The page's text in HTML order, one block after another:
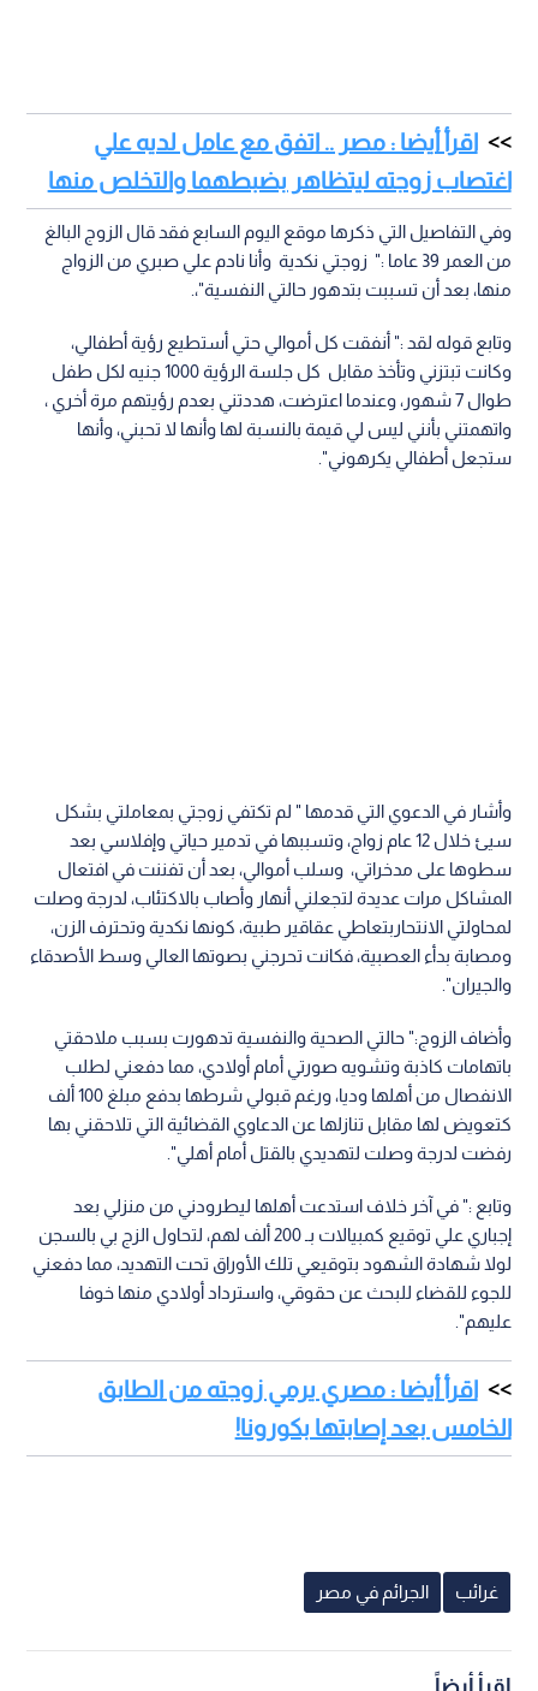
اقرأ أيضا : مصر .. اتفق مع عامل لديه علي
اغتصاب زوجته ليتظاهر بضبطهما والتخلص منها
وفي التفاصيل التي ذكرها موقع اليوم السابع فقد قال الزوج البالغ
من العمر 39 عاما :" زوجتي نكدية وأنا نادم علي صبري من الزواج
منها، بعد أن تسببت بتدهور حالتي النفسية"،.
وتابع قوله لقد :" أنفقت كل أموالي حتي أستطيع رؤية أطفالي،
وكانت تبتزني وتأخذ مقابل كل جلسة الرؤية 1000 جنيه لكل طفل
طوال 7 شهور، وعندما اعترضت، هددتني بعدم رؤيتهم مرة أخري ،
واتهمتني بأنني ليس لي قيمة بالنسبة لها وأنها لا تحبني، وأنها
ستجعل أطفالي يكرهوني".
وأشار في الدعوي التي قدمها " لم تكتفي زوجتي بمعاملتي بشكل
سيئ خلال 12 عام زواج، وتسببها في تدمير حياتي وإفلاسي بعد
سطوها على مدخراتي، وسلب أموالي، بعد أن تفننت في افتعال
المشاكل مرات عديدة لتجعلني أنهار وأصاب بالاكتئاب، لدرجة وصلت
لمحاولتي الانتحاربتعاطي عقاقير طبية، كونها نكدية وتحترف الزن،
ومصابة بدأء العصبية، فكانت تحرجني بصوتها العالي وسط الأصدقاء
والجيران".
وأضاف الزوج:" حالتي الصحية والنفسية تدهورت بسبب ملاحقتي
باتهامات كاذبة وتشويه صورتي أمام أولادي، مما دفعني لطلب
الانفصال من أهلها وديا، ورغم قبولي شرطها بدفع مبلغ 100 ألف
كتعويض لها مقابل تنازلها عن الدعاوي القضائية التي تلاحقني بها
رفضت لدرجة وصلت لتهديدي بالقتل أمام أهلي".
وتابع :" في آخر خلاف استدعت أهلها ليطرودني من منزلي بعد
إجباري علي توقيع كمبيالات بـ 200 ألف لهم، لتحاول الزج بي بالسجن
لولا شهادة الشهود بتوقيعي تلك الأوراق تحت التهديد، مما دفعني
للجوء للقضاء للبحث عن حقوقي، واسترداد أولادي منها خوفا
عليهم".
اقرأ أيضا : مصري يرمي زوجته من الطابق
الخامس بعد إصابتها بكورونا!
غرائب الجرائم في مصر
اقرأ أيضاً